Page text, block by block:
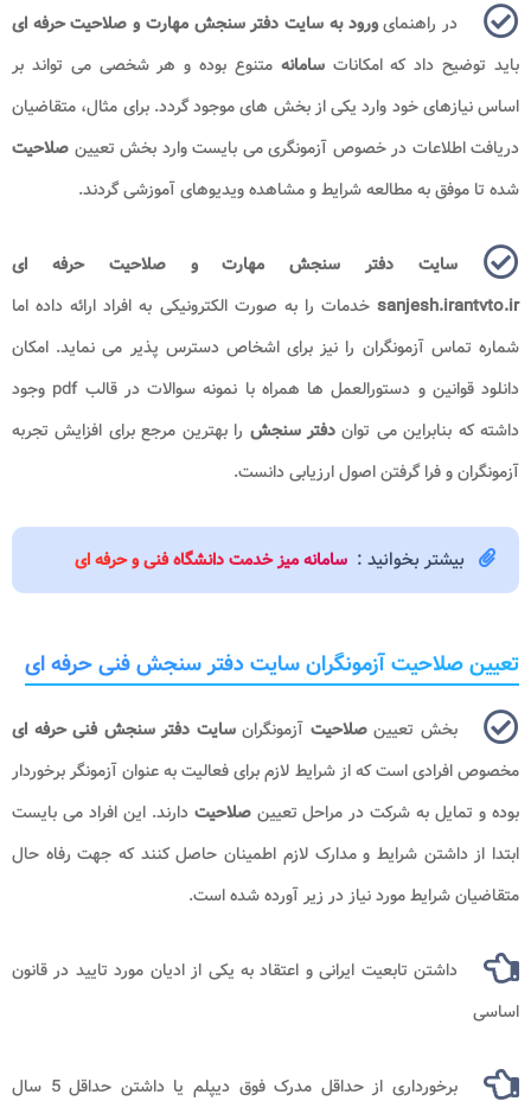
در راهنمایورود به سایت دفتر سنجش مهارت و صلاحیت حرفه ای
باید توضیح داد که امکاناتسامانه متنوع بوده و هر شخصی می تواند بر
اساس نیازهای خود وارد یکی از بخش های موجود گردد. برای مثال، متقاضیان
دریافت اطلاعات در خصوص آزمونگری می بایست وارد بخش تعیین صلاحیت
شده تا موفق به مطالعه شرایط و مشاهده ویدیوهای آموزشی گردند.
سایت دفتر سنجش مهارت و صلاحیت حرفه ای
sanjesh.irantvto.ir خدمات را به صورت الکترونیکی به افراد ارائه داده اما
شماره تماس آزمونگران را نیز برای اشخاص دسترس پذیر می نماید. امکان
دانلود قوانین و دستورالعمل ها همراه با نمونه سوالات در قالب pdf وجود
داشته که بنابراین می تواندفتر سنجش را بهترین مرجع برای افزایش تجربه
آزمونگران و فرا گرفتن اصول ارزیابی دانست.
بیشتر بخوانید : سامانه میز خدمت دانشگاه فنی و حرفه ای
تعیین صلاحیت آزمونگران سایت دفتر سنجش فنی حرفه ای
بخش تعیینصلاحیت آزمونگرانسایت دفتر سنجش فنی حرفه ای
مخصوص افرادی است که از شرایط لازم برای فعالیت به عنوان آزمونگر برخوردار
بوده و تمایل به شرکت در مراحل تعیینصلاحیتدارند. این افراد می بایست
ابتدا از داشتن شرایط و مدارک لازم اطمینان حاصل کنند که جهت رفاه حال
متقاضیان شرایط مورد نیاز در زیر آورده شده است.
داشتن تابعیت ایرانی و اعتقاد به یکی از ادیان مورد تایید در قانون
اساسی
برخورداری از حداقل مدرک فوق دیپلم یا داشتن حداقل 5 سال